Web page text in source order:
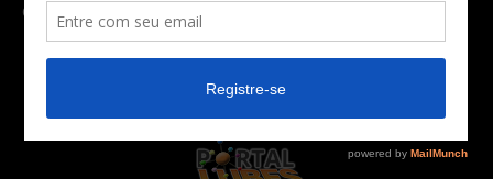
Carros Verdes e Novas tecnologias automotivas